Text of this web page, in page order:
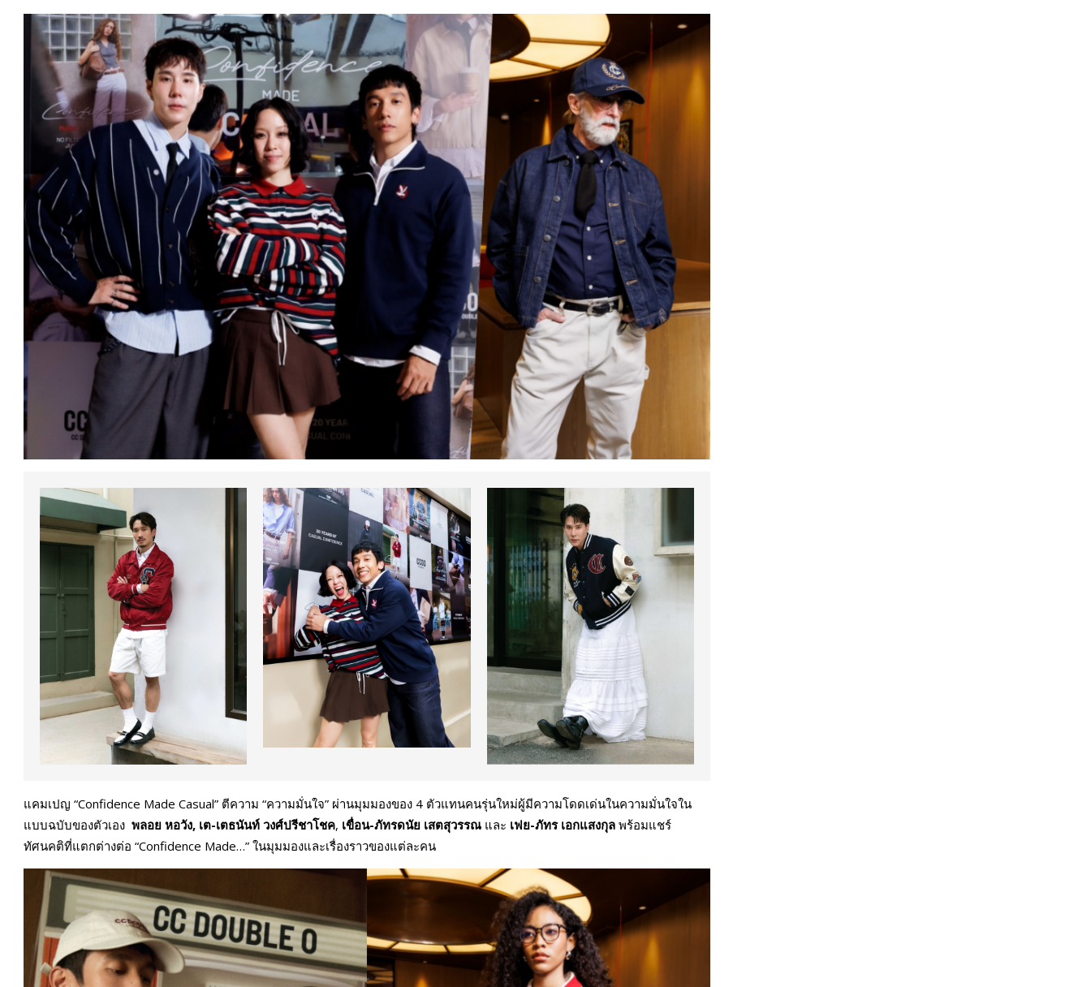
แคมเปญ “Confidence Made Casual” ตีความ “ความมั่นใจ” ผ่านมุมมองของ 4 ตัวแทนคนรุ่นใหม่ผู้มีความโดดเด่นในความมั่นใจใน
แบบฉบับของตัวเอง พลอย หอวัง, เต-เตธนันท์ วงศ์ปรีชาโชค, เขื่อน-ภัทรดนัย เสตสุวรรณ และ เฟย-ภัทร เอกแสงกุล พร้อมแชร์
ทัศนคติที่แตกต่างต่อ “Confidence Made…” ในมุมมองและเรื่องราวของแต่ละคน